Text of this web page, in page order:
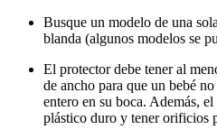
Busque un modelo de una
blanda (algunos modelos se
El protector debe tener al
de ancho para que un bebé
entero en su boca. Además,
plástico duro y tener orificios